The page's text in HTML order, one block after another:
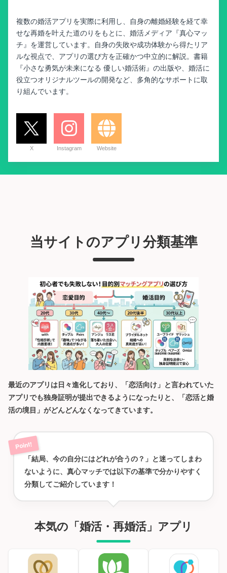
複数の婚活アプリを実際に利用し、自身の離婚経験を経て幸
せな再婚を叶えた道のりをもとに、婚活メディア『真心マッ
チ』を運営しています。自身の失敗や成功体験から得たリア
ルな視点で、アプリの選び方を正確かつ中立的に解説。書籍
『小さな勇気が未来になる 優しい婚活術』の出版や、婚活に
役立つオリジナルツールの開発など、多角的なサポートに取
り組んでいます。
X Instagram Website
当サイトのアプリ分類基準
最近のアプリは日々進化しており、「恋活向け」と言われていた
アプリでも独身証明が提出できるようになったりと、「恋活と婚
活の境目」がどんどんなくなってきています。
「結局、今の自分にはどれが合うの？」と迷ってしまわ
ないように、真心マッチでは以下の基準で分かりやすく
分類してご紹介しています！
本気の「婚活・再婚活」アプリ